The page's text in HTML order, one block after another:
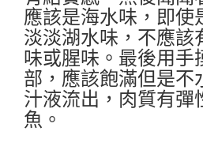
應該是海水味，即使
淡淡湖水味，不應該
味或腥味。最後用手
部，應該飽滿但是不
汁液流出，肉質有彈
魚。